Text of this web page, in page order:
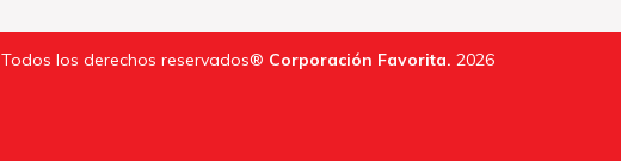
Todos los derechos reservados® Corporación Favorita. 2026